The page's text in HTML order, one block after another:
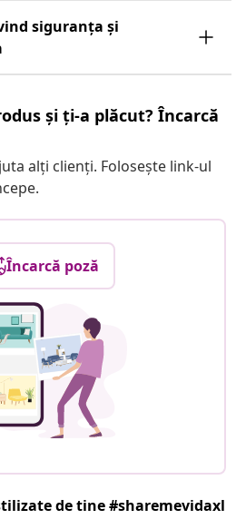
siguranța și
și ți-a plăcut? Încarcă
alți clienți. Folosește link-ul
Încarcă poză
de tine #sharemevidaxl